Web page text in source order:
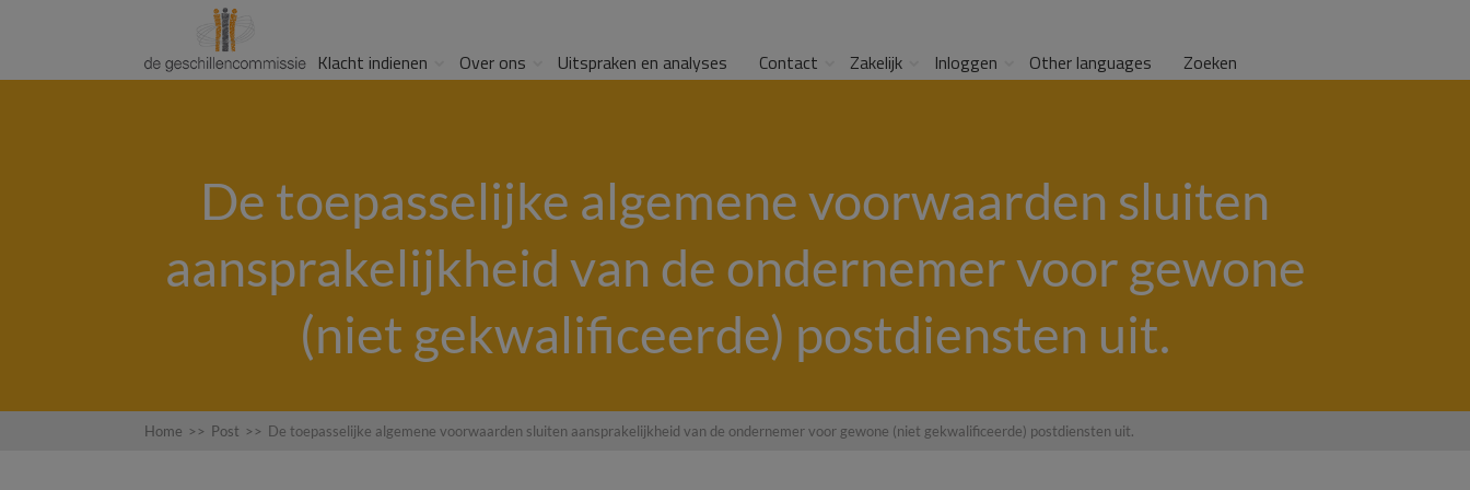
Klacht indienen Over ons Uitspraken en analyses Contact Zakelijk Inloggen Other languages Zoeken
De toepasselijke algemene voorwaarden sluiten
aansprakelijkheid van de ondernemer voor gewone
(niet gekwalificeerde) postdiensten uit.
Home >> Post >> De toepasselijke algemene voorwaarden sluiten aansprakelijkheid van de ondernemer voor gewone (niet gekwalificeerde) postdiensten uit.